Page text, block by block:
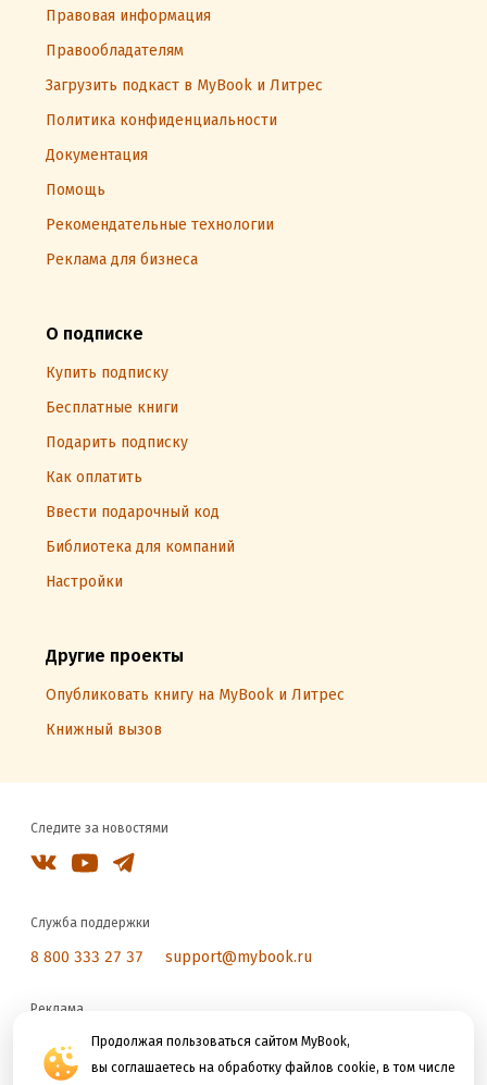
Продолжая пользоваться сайтом MyBook,
вы соглашаетесь на обработку файлов cookie, в том числе
Правовая информация
Правообладателям
Загрузить подкаст в MyBook и Литрес
Политика конфиденциальности
Документация
Помощь
Рекомендательные технологии
Реклама для бизнеса
О подписке
Купить подписку
Бесплатные книги
Подарить подписку
Как оплатить
Ввести подарочный код
Библиотека для компаний
Настройки
Другие проекты
Опубликовать книгу на MyBook и Литрес
Книжный вызов
Следите за новостями
Служба поддержки
8 800 333 27 37 support@mybook.ru
Реклама
reklama@litres.ru